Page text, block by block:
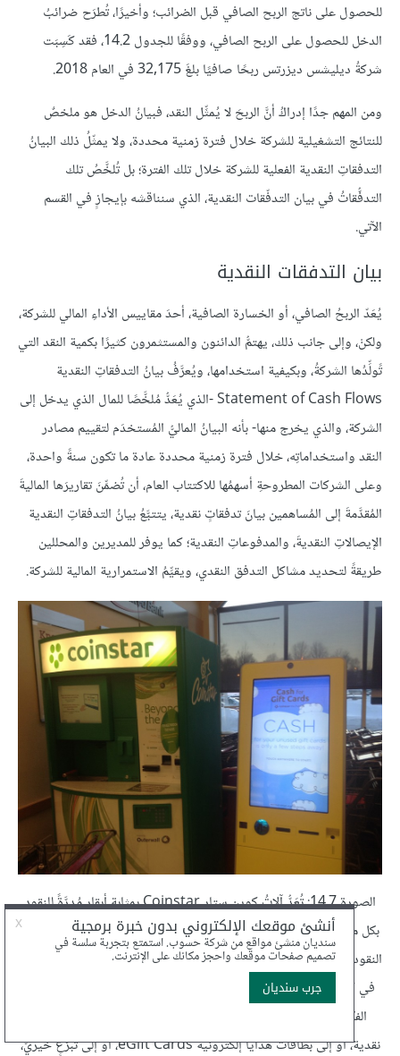
للحصول على ناتج الربح الصافي قبل الضرائب؛ وأخيرًا، تُطرَح ضرائبُ
الدخل للحصول على الربح الصافي، ووفقًا للجدول 14.2، فقد كَسِبَت
شركةُ ديليشس ديزرتس ربحًا صافيًا بلغَ 32,175 في العام 2018.
ومن المهم جدًا إدراكُ أنَّ الربحَ لا يُمثِّل النقد، فبيانُ الدخل هو ملخصٌ
للنتائج التشغيلية للشركة خلال فترة زمنية محددة، ولا يمثّلُ ذلك البيانُ
التدفقاتِ النقدية الفعلية للشركة خلال تلك الفترة؛ بل تُلخَّصُ تلك
التدفُّقاتُ في بيان التدفّقات النقدية، الذي سنناقشه بإيجازٍ في القسم
الآتي.
بيان التدفقات النقدية
يُعَدّ الربحُ الصافي، أو الخسارة الصافية، أحدَ مقاييس الأداءِ المالي للشركة،
ولكنْ، وإلى جانب ذلك، يهتمُّ الدائنون والمستثمرون كثيرًا بكمية النقد التي
تًولِّدُها الشركةُ، وبكيفية استخدامها، ويُعرَّفُ بيانُ التدفقاتِ النقدية
Statement of Cash Flows -الذي يُعَدُّ مُلخَّصًا للمال الذي يدخل إلى
الشركة، والذي يخرج منها- بأنه البيانُ الماليُّ المُستخدَم لتقييم مصادر
النقد واستخداماتِه، خلال فترة زمنية محددة عادة ما تكون سنةً واحدة،
وعلى الشركات المطروحةِ أسهمُها للاكتتاب العام، أن تُضمِّنَ تقاريرَها الماليةَ
المُقدَّمةَ إلى المُساهمين بيانَ تدفقاتٍ نقدية، يتتبَّعُ بيانُ التدفقاتِ النقدية
الإيصالاتِ النقديةَ، والمدفوعاتِ النقدية؛ كما يوفر للمديرين والمحللين
طريقةً لتحديد مشاكل التدفق النقدي، ويقيِّمُ الاستمرارية المالية للشركة.
الصورة 14.7: تُعَدُّ آلاتُ كوين ستار Coinstar بمثابةِ أبقار مُدِرَّةً للنقود
بكل ما للكلمة من معنى، فقد أنشأتِ الشركةُ منافذ متخصصة لعدّ الفكة من
النقود عند مخارج محلات السوبرماركت، وغيرها من متاجر البيع بالتجزئة،
في كل مكان، فمقابل رسومٍ منخفضة، تُحوِّلُ آلاتُ عدِّ النقود كوين ستار
الفكة المجمَّعة في حصّالة النقود الصغيرة (مطمورة نقود) إلى قسائم
نقدية، أو إلى بطاقات هدايا إلكترونية eGift Cards، أو إلى تبرُّعٍ خيريّ،